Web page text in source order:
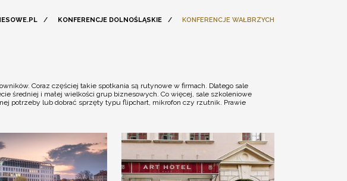
/ KONFERENCJE DOLNOŚLĄSKIE / KONFERENCJE WAŁBRZYCH
Coraz częściej takie spotkania są rutynowe w firmach. Dlatego sale
średniej i małej wielkości grup biznesowych. Co więcej, sale szkoleniowe
potrzeby lub dobrać sprzęty typu flipchart, mikrofon czy rzutnik. Prawie